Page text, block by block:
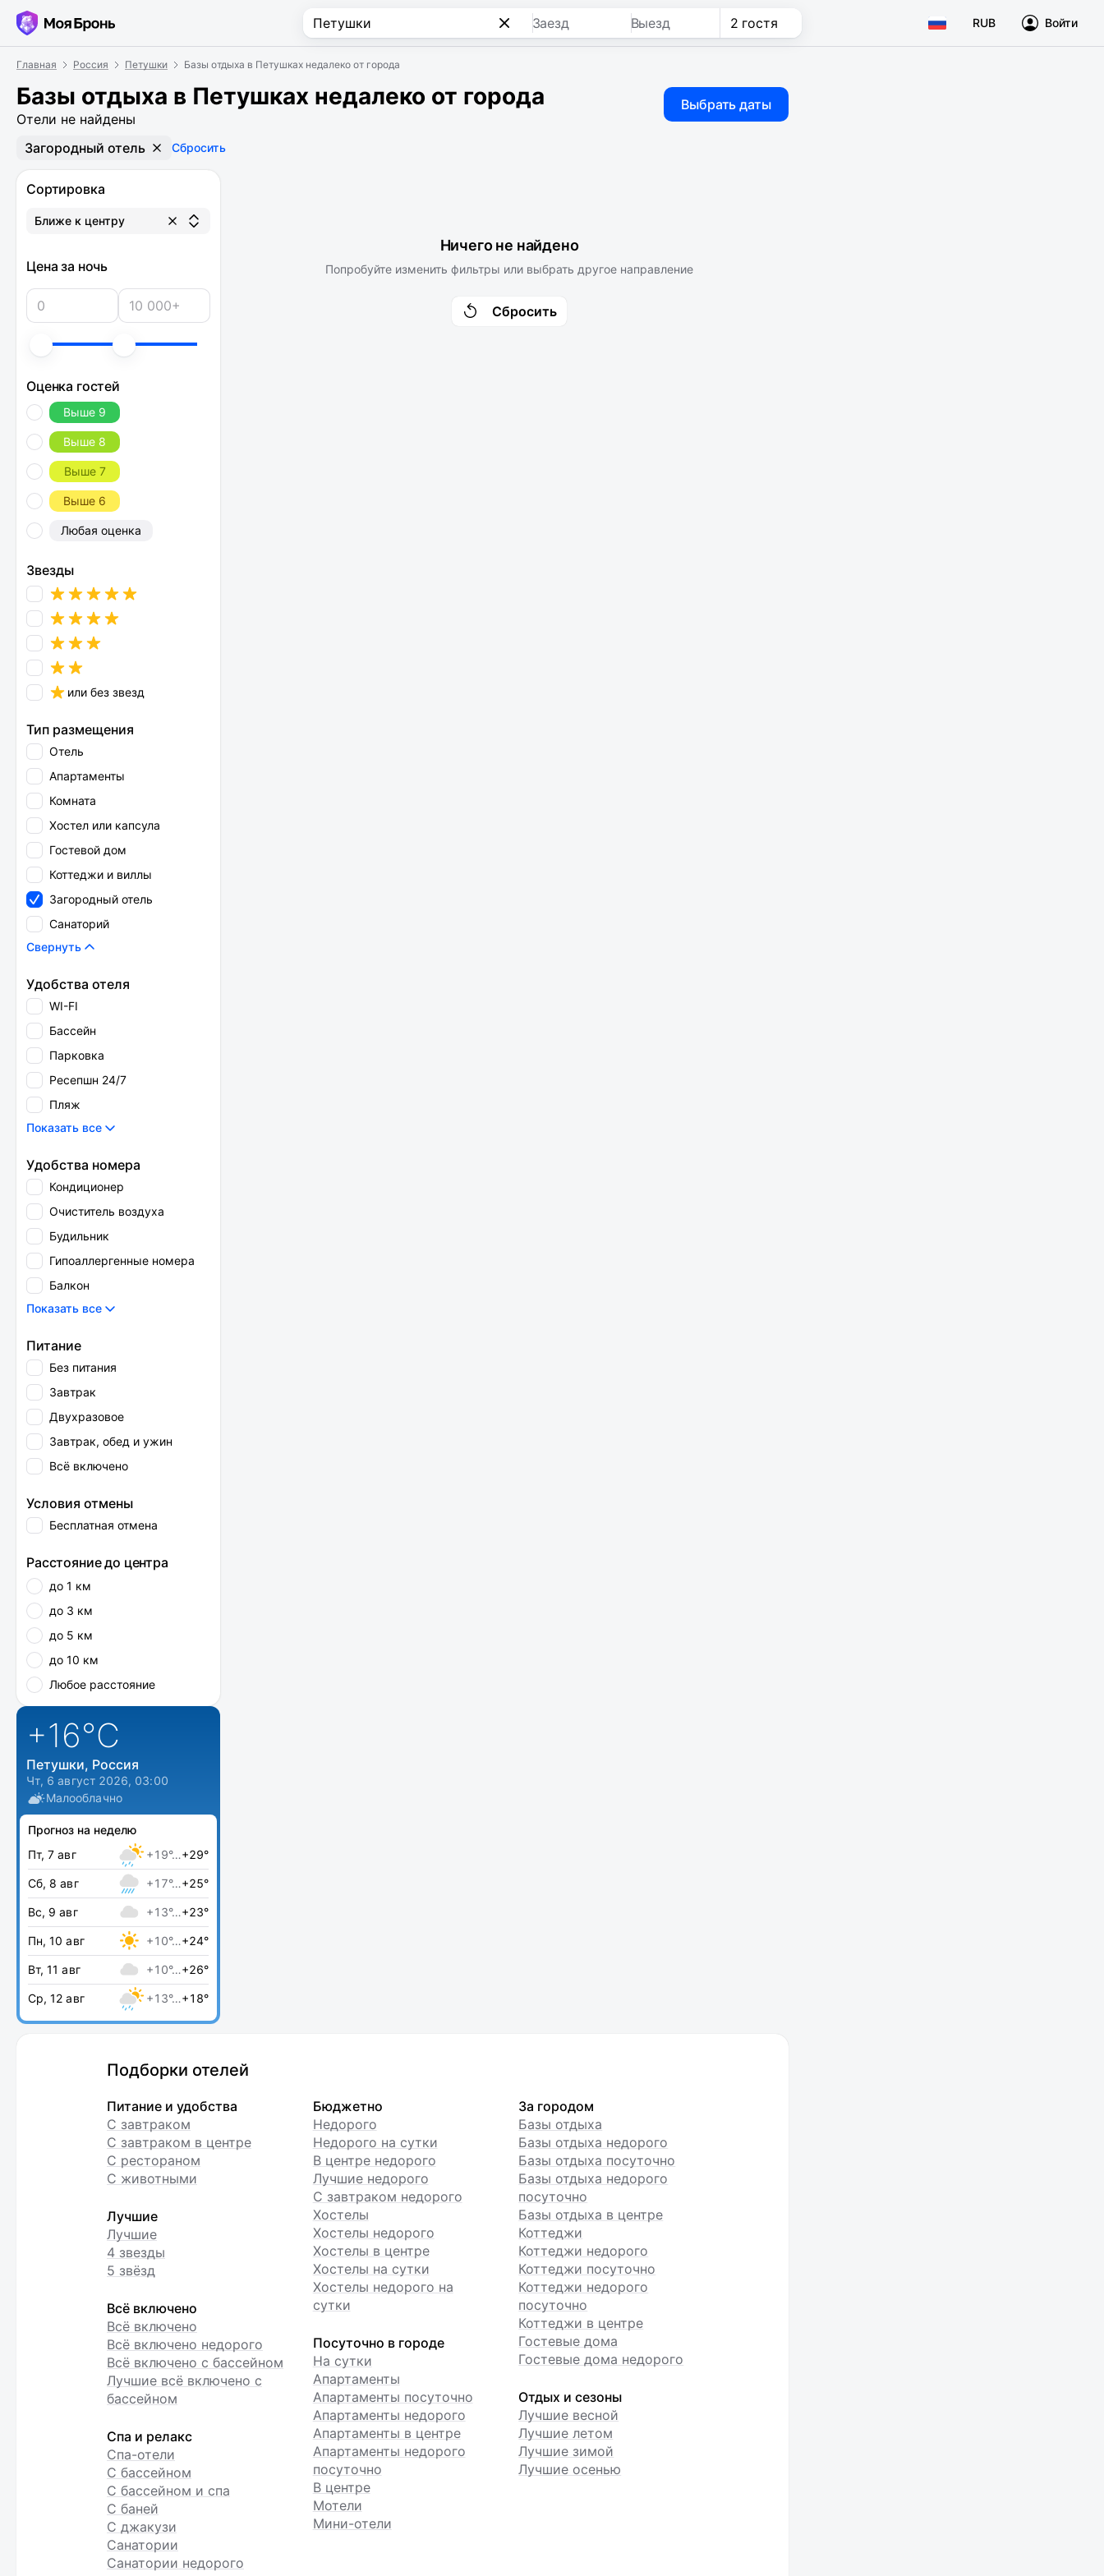
Заезд Выезд 2 гостя RUB Войти
Главная Россия Петушки Базы отдыха в Петушках недалеко от города
Базы отдыха в Петушках недалеко от города
Отели не найдены
Выбрать даты
Загородный отель Сбросить
Сортировка
Ближе к центру
Цена за ночь
Оценка гостей
Выше 9
Выше 8
Выше 7
Выше 6
Любая оценка
Звезды
или без звезд
Тип размещения
Отель
Апартаменты
Комната
Хостел или капсула
Гостевой дом
Коттеджи и виллы
Загородный отель
Санаторий
Свернуть
Удобства отеля
WI-FI
Бассейн
Парковка
Ресепшн 24/7
Пляж
Показать все
Удобства номера
Кондиционер
Очиститель воздуха
Будильник
Гипоаллергенные номера
Балкон
Показать все
Питание
Без питания
Завтрак
Двухразовое
Завтрак, обед и ужин
Всё включено
Условия отмены
Бесплатная отмена
Расстояние до центра
до 1 км
до 3 км
до 5 км
до 10 км
Любое расстояние
+16°C
Петушки, Россия
Чт, 6 август 2026, 03:00
Малооблачно
Прогноз на неделю
Пт, 7 авг
+19°…+29°
Сб, 8 авг +17°…+25°
Вс, 9 авг +13°…+23°
Пн, 10 авг +10°…+24°
Вт, 11 авг +10°…+26°
Ср, 12 авг +13°…+18°
Ничего не найдено
Попробуйте изменить фильтры или выбрать другое направление
Сбросить
Подборки отелей
Питание и удобства
С завтраком
С завтраком в центре
С рестораном
С животными
Лучшие
Лучшие
4 звезды
5 звёзд
Всё включено
Всё включено
Всё включено недорого
Всё включено с бассейном
Лучшие всё включено с
бассейном
Спа и релакс
Спа-отели
С бассейном
С бассейном и спа
С баней
С джакузи
Санатории
Санатории недорого
Бюджетно
Недорого
Недорого на сутки
В центре недорого
Лучшие недорого
С завтраком недорого
Хостелы
Хостелы недорого
Хостелы в центре
Хостелы на сутки
Хостелы недорого на
сутки
Посуточно в городе
На сутки
Апартаменты
Апартаменты посуточно
Апартаменты недорого
Апартаменты в центре
Апартаменты недорого
посуточно
В центре
Мотели
Мини-отели
За городом
Базы отдыха
Базы отдыха недорого
Базы отдыха посуточно
Базы отдыха недорого
посуточно
Базы отдыха в центре
Коттеджи
Коттеджи недорого
Коттеджи посуточно
Коттеджи недорого
посуточно
Коттеджи в центре
Гостевые дома
Гостевые дома недорого
Отдых и сезоны
Лучшие весной
Лучшие летом
Лучшие зимой
Лучшие осенью